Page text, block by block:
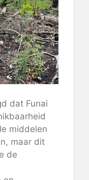
dat Funai
middelen
maar dit
de